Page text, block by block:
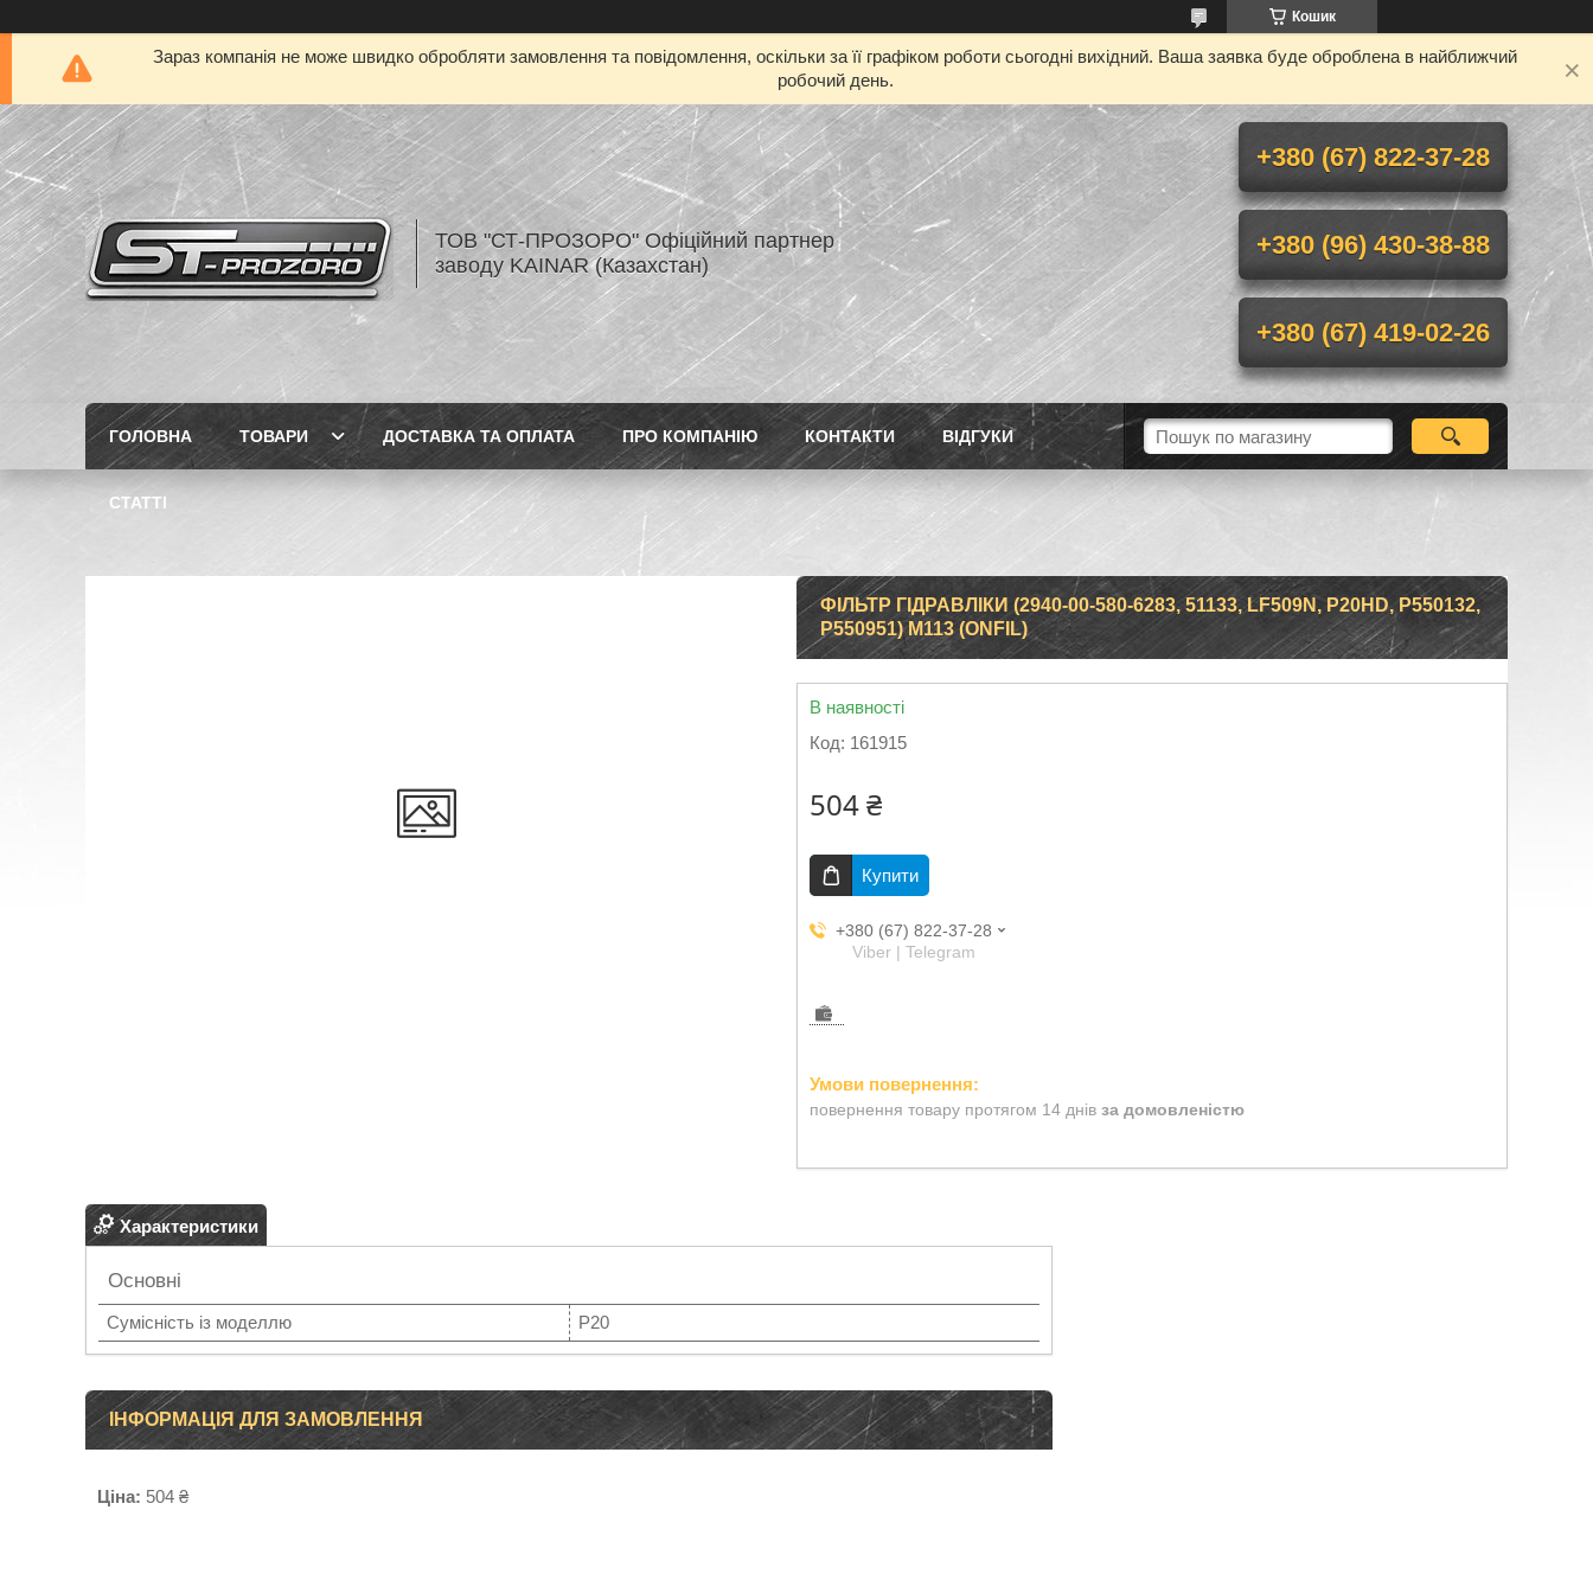
Кошик
Зараз компанія не може швидко обробляти замовлення та повідомлення, оскільки за її графіком роботи сьогодні вихідний. Ваша заявка буде оброблена в найближчий
робочий день.
ТОВ "СТ-ПРОЗОРО" Офіційний партнер
заводу KAINAR (Казахстан)
+380 (67) 822-37-28
+380 (96) 430-38-88
+380 (67) 419-02-26
ГОЛОВНА ТОВАРИ ДОСТАВКА ТА ОПЛАТА ПРО КОМПАНІЮ КОНТАКТИ ВІДГУКИ
СТАТТІ
ФІЛЬТР ГІДРАВЛІКИ (2940-00-580-6283, 51133, LF509N, P20HD, P550132,
P550951) M113 (ONFIL)
В наявності
Код: 161915
504 ₴
Купити
+380 (67) 822-37-28
Viber | Telegram
повернення товару протягом 14 днів за домовленістю
Характеристики
Основні
Сумісність із моделлю P20
ІНФОРМАЦІЯ ДЛЯ ЗАМОВЛЕННЯ
Ціна: 504 ₴